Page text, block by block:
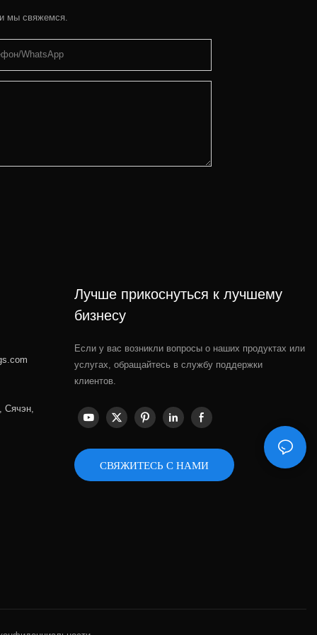
мы свяжемся.
WhatsApp
Сячэн,
Лучше прикоснуться к лучшему
бизнесу
Если у вас возникли вопросы о наших продуктах или
услугах, обращайтесь в службу поддержки
клиентов.
СВЯЖИТЕСЬ С НАМИ